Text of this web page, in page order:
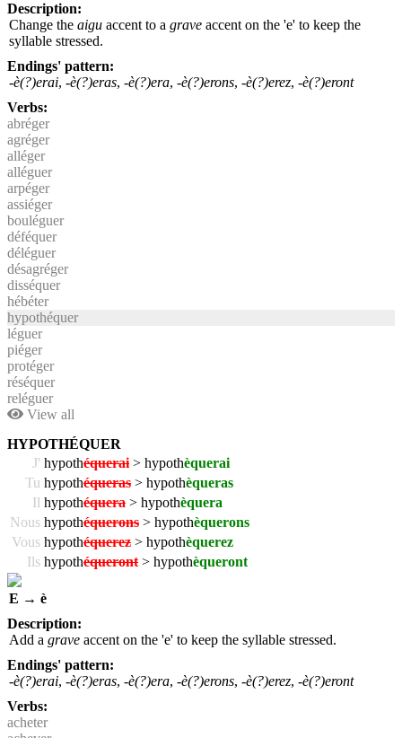
Description:
Change the aigu accent to a grave accent on the 'e' to keep the
syllable stressed.
Endings' pattern:
-è(?)erai, -è(?)eras, -è(?)era, -è(?)erons, -è(?)erez, -è(?)eront
Verbs:
abréger
agréger
alléger
alléguer
arpéger
assiéger
bouléguer
déféquer
déléguer
désagréger
disséquer
hébéter
hypothéquer
léguer
piéger
protéger
réséquer
reléguer
View all
HYPOTHÉQUER
J' hypothéquerai > hypothèquerai
Tu hypothéqueras > hypothèqueras
Il hypothéquera > hypothèquera
Nous hypothéquerons > hypothèquerons
Vous hypothéquerez > hypothèquerez
Ils hypothéqueront > hypothèqueront
E → è
Description:
Add a grave accent on the 'e' to keep the syllable stressed.
Endings' pattern:
-è(?)erai, -è(?)eras, -è(?)era, -è(?)erons, -è(?)erez, -è(?)eront
Verbs:
acheter